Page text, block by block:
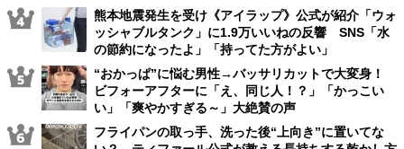
熊本地震発生を受け《アイラップ》公式が紹介「ウォ
ッシャブルタンク」に1.9万いいねの反響 SNS「水
の節約になったよ」「持ってた方がよい」
“おかっぱ”に悩む男性→バッサリカットで大変身！
ビフォーアフターに「え、同じ人！？」「かっこい
い」「爽やかすぎる～」大絶賛の声
フライパンの取っ手、洗った後“上向き”に置いてな